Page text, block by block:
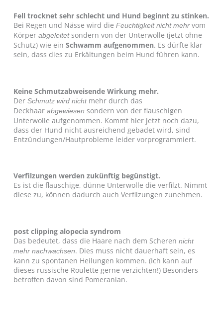
Fell trocknet sehr schlecht und Hund beginnt zu stinken.
Bei Regen und Nässe wird dieFeuchtigkeit nicht mehr vom
Körperabgeleitetsondern von der Unterwolle (jetzt ohne
Schutz) wie einSchwamm aufgenommen. Es dürfte klar
sein, dass dies zu Erkältungen beim Hund führen kann.
Keine Schmutzabweisende Wirkung mehr.
DerSchmutz wird nichtmehr durch das
Deckhaarabgewiesen sondern von der flauschigen
Unterwolle aufgenommen. Kommt hier jetzt noch dazu,
dass der Hund nicht ausreichend gebadet wird, sind
Entzündungen/Hautprobleme leider vorprogrammiert.
Verfilzungen werden zukünftig begünstigt.
Es ist die flauschige, dünne Unterwolle die verfilzt. Nimmt
diese zu, können dadurch auch Verfilzungen zunehmen.
post clipping alopecia syndrom
Das bedeutet, dass die Haare nach dem Scherennicht
mehr nachwachsen. Dies muss nicht dauerhaft sein, es
kann zu spontanen Heilungen kommen. (Ich kann auf
dieses russische Roulette gerne verzichten!) Besonders
betroffen davon sind Pomeranian.